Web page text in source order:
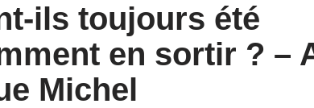
ils toujours été
en sortir ? –
Michel